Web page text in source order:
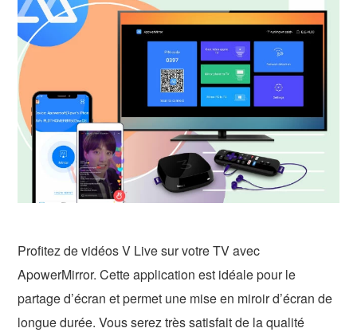
Profitez de vidéos V Live sur votre TV avec
ApowerMirror. Cette application est idéale pour le
partage d’écran et permet une mise en miroir d’écran de
longue durée. Vous serez très satisfait de la qualité